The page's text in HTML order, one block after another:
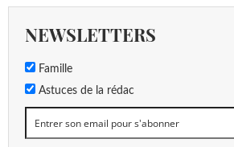
NEWSLETTERS
Famille
Astuces de la rédac